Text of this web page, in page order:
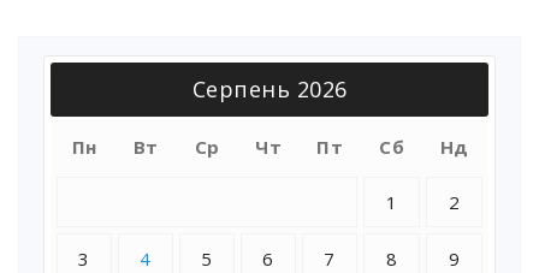
Серпень 2026
Пн Вт Ср Чт Пт Сб Нд
1 2
3 4 5 6 7 8 9